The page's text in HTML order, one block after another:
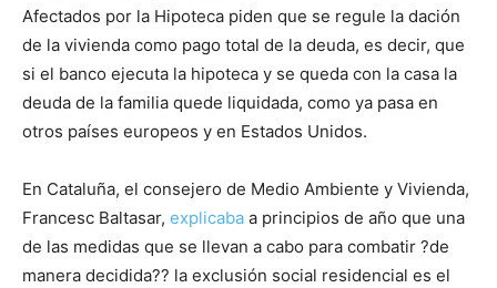
Afectados por la Hipoteca piden que se regule la dación
de la vivienda como pago total de la deuda, es decir, que
si el banco ejecuta la hipoteca y se queda con la casa la
deuda de la familia quede liquidada, como ya pasa en
otros países europeos y en Estados Unidos.
En Cataluña, el consejero de Medio Ambiente y Vivienda,
Francesc Baltasar, explicaba a principios de año que una
de las medidas que se llevan a cabo para combatir ?de
manera decidida?? la exclusión social residencial es el